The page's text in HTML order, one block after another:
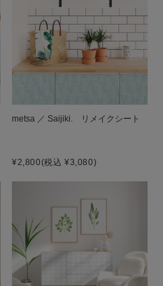
metsa ／ Saijiki. リメイクシート
¥2,800(税込 ¥3,080)